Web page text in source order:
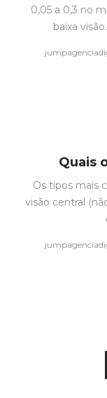
0,05 a 0,3 no
baixa
Quais
Os tipos mais
visão central